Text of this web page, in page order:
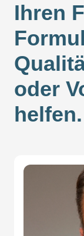
Ihren
oder
helfen.